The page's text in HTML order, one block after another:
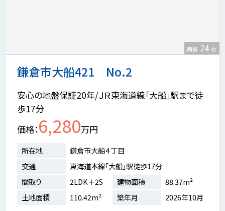
鎌倉市大船421 No.2
画像 24 枚
安心の地盤保証20年/ＪＲ東海道線「大船」駅まで徒
歩17分
価格 6,280万円
所在地
鎌倉市大船４丁目
交通
東海道本線「大船」駅徒歩17分
間取り
2LDK＋2S 建物面積
88.37m²
土地面積
110.42m² 築年月 2026年10月